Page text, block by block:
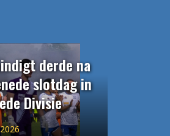
derde na
slotdag in
Divisie